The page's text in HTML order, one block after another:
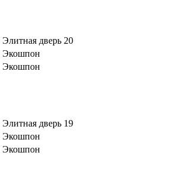
Элитная дверь 20
Экошпон
Экошпон
Элитная дверь 19
Экошпон
Экошпон